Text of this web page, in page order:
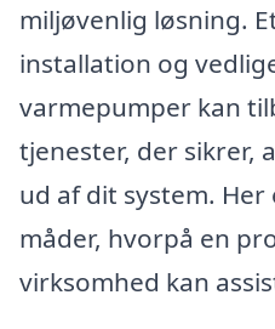
miljøvenlig løsning.
installation og
varmepumper kan
tjenester, der sikrer,
ud af dit system. Her
måder, hvorpå en
virksomhed kan